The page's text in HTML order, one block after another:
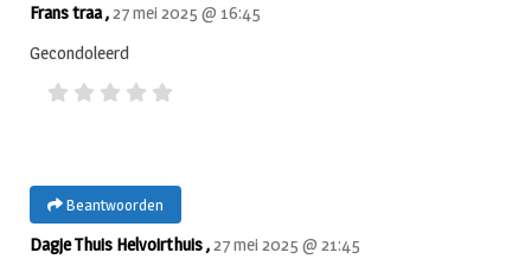
Frans traa ,27 mei 2025 @ 16:45
Gecondoleerd
Beantwoorden
Dagje Thuis Helvoirthuis ,27 mei 2025 @ 21:45